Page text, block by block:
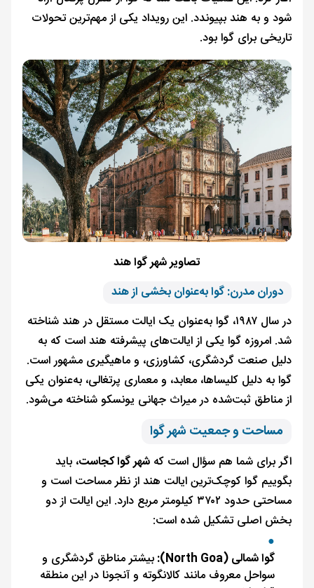
شود و به هند بپیوندد. این رویداد یکی از مهم‌ترین تحولات
تاریخی برای گوا بود.
تصاویر شهر گوا هند
دوران مدرن: گوا به‌عنوان بخشی از هند
در سال ۱۹۸۷، گوا به‌عنوان یک ایالت مستقل در هند شناخته
شد. امروزه گوا یکی از ایالت‌های پیشرفته هند است که به
دلیل صنعت گردشگری، کشاورزی، و ماهیگیری مشهور است.
گوا به دلیل کلیساها، معابد، و معماری پرتغالی، به‌عنوان یکی
از مناطق ثبت‌شده در میراث جهانی یونسکو شناخته می‌شود.
مساحت و جمعیت شهر گوا
اگر برای شما هم سؤال است که شهر گوا کجاست، باید
بگوییم گوا کوچک‌ترین ایالت هند از نظر مساحت است و
مساحتی حدود ۳۷۰۲ کیلومتر مربع دارد. این ایالت از دو
بخش اصلی تشکیل شده است:
گوا شمالی (North Goa):
بیشتر مناطق گردشگری و
سواحل معروف مانند کالانگوته و آنجونا در این منطقه